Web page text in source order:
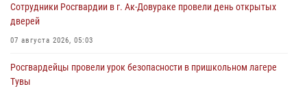
Сотрудники Росгвардии в г. Ак-Довураке провели день открытых
дверей
07 августа 2026, 05:03
Росгвардейцы провели урок безопасности в пришкольном лагере
Тувы